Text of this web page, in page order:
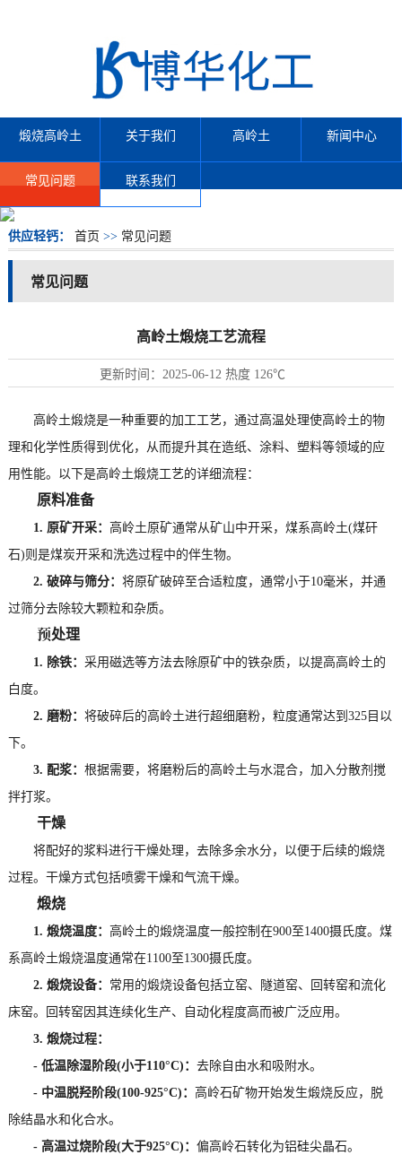
煅烧高岭土 关于我们 高岭土 新闻中心
常见问题 联系我们
供应轻钙： 首页 >> 常见问题
常见问题
高岭土煅烧工艺流程
更新时间：2025-06-12 热度 126℃
高岭土煅烧是一种重要的加工工艺，通过高温处理使高岭土的物
理和化学性质得到优化，从而提升其在造纸、涂料、塑料等领域的应
用性能。以下是高岭土煅烧工艺的详细流程：
原料准备
1. 原矿开采： 高岭土原矿通常从矿山中开采，煤系高岭土(煤矸
石)则是煤炭开采和洗选过程中的伴生物。
2. 破碎与筛分： 将原矿破碎至合适粒度，通常小于10毫米，并通
过筛分去除较大颗粒和杂质。
预处理
1. 除铁： 采用磁选等方法去除原矿中的铁杂质，以提高高岭土的
白度。
2. 磨粉： 将破碎后的高岭土进行超细磨粉，粒度通常达到325目以
下。
3. 配浆： 根据需要，将磨粉后的高岭土与水混合，加入分散剂搅
拌打浆。
干燥
将配好的浆料进行干燥处理，去除多余水分，以便于后续的煅烧
过程。干燥方式包括喷雾干燥和气流干燥。
煅烧
1. 煅烧温度： 高岭土的煅烧温度一般控制在900至1400摄氏度。煤
系高岭土煅烧温度通常在1100至1300摄氏度。
2. 煅烧设备： 常用的煅烧设备包括立窑、隧道窑、回转窑和流化
床窑。回转窑因其连续化生产、自动化程度高而被广泛应用。
3. 煅烧过程：
- 低温除湿阶段(小于110°C)： 去除自由水和吸附水。
- 中温脱羟阶段(100-925°C)： 高岭石矿物开始发生煅烧反应，脱
除结晶水和化合水。
- 高温过烧阶段(大于925°C)： 偏高岭石转化为铝硅尖晶石。